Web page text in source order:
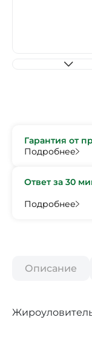
Гарантия от
Подробнее
Ответ за 30
Подробнее
Описание